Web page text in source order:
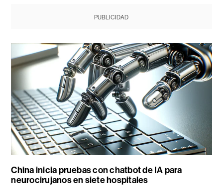
PUBLICIDAD
China inicia pruebas con chatbot de IA para
neurocirujanos en siete hospitales